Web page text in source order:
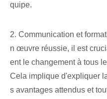
quipe.
2. Communication et
n œuvre réussie, il est
ent le changement à tous
Cela implique d'expliquer
s avantages attendus et